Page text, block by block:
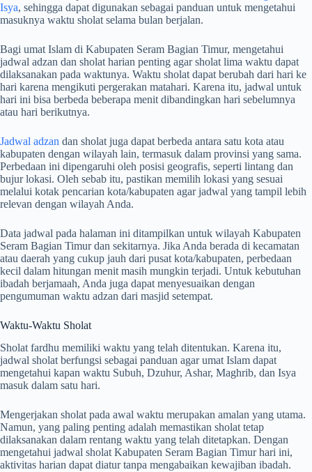
Isya, sehingga dapat digunakan sebagai panduan untuk mengetahui
masuknya waktu sholat selama bulan berjalan.
Bagi umat Islam di Kabupaten Seram Bagian Timur, mengetahui
jadwal adzan dan sholat harian penting agar sholat lima waktu dapat
dilaksanakan pada waktunya. Waktu sholat dapat berubah dari hari ke
hari karena mengikuti pergerakan matahari. Karena itu, jadwal untuk
hari ini bisa berbeda beberapa menit dibandingkan hari sebelumnya
atau hari berikutnya.
Jadwal adzan dan sholat juga dapat berbeda antara satu kota atau
kabupaten dengan wilayah lain, termasuk dalam provinsi yang sama.
Perbedaan ini dipengaruhi oleh posisi geografis, seperti lintang dan
bujur lokasi. Oleh sebab itu, pastikan memilih lokasi yang sesuai
melalui kotak pencarian kota/kabupaten agar jadwal yang tampil lebih
relevan dengan wilayah Anda.
Data jadwal pada halaman ini ditampilkan untuk wilayah Kabupaten
Seram Bagian Timur dan sekitarnya. Jika Anda berada di kecamatan
atau daerah yang cukup jauh dari pusat kota/kabupaten, perbedaan
kecil dalam hitungan menit masih mungkin terjadi. Untuk kebutuhan
ibadah berjamaah, Anda juga dapat menyesuaikan dengan
pengumuman waktu adzan dari masjid setempat.
Waktu-Waktu Sholat
Sholat fardhu memiliki waktu yang telah ditentukan. Karena itu,
jadwal sholat berfungsi sebagai panduan agar umat Islam dapat
mengetahui kapan waktu Subuh, Dzuhur, Ashar, Maghrib, dan Isya
masuk dalam satu hari.
Mengerjakan sholat pada awal waktu merupakan amalan yang utama.
Namun, yang paling penting adalah memastikan sholat tetap
dilaksanakan dalam rentang waktu yang telah ditetapkan. Dengan
mengetahui jadwal sholat Kabupaten Seram Bagian Timur hari ini,
aktivitas harian dapat diatur tanpa mengabaikan kewajiban ibadah.